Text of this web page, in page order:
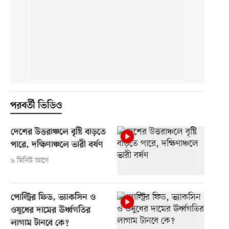
পরবর্তী ভিডিও
দেশের উত্তরাঞ্চলে বৃষ্টি বাড়তে
পারে, দক্ষিণাঞ্চলে ভারী বর্ষণ
৬ মিনিট আগে
পোল্ট্রির ফিড, ভ্যাকসিন ও
ওষুধের দামের ঊর্ধ্বগতির
লাগাম টানবে কে?